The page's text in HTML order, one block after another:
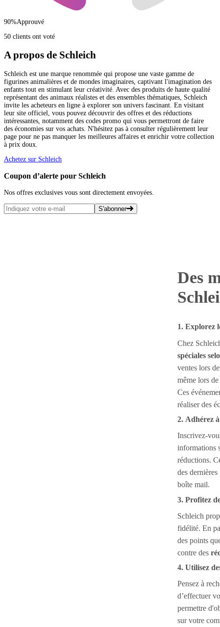
90%Approuvé
50 clients ont voté
A propos de Schleich
Schleich est une marque renommée qui propose une vaste gamme de
figurines animalières et de mondes imaginaires, captivant l'imagination des
enfants tout en stimulant leur créativité. Avec des produits de haute qualité
représentant des animaux réalistes et des ensembles thématiques, Schleich
invite les acheteurs en ligne à explorer son univers fascinant. En visitant
leur site officiel, vous pouvez découvrir des offres et des réductions
intéressantes, notamment des codes promo qui vous permettront de faire
des économies sur vos achats. N'hésitez pas à consulter régulièrement leur
page pour ne pas manquer les meilleures affaires et enrichir votre collection
à prix doux.
Achetez sur Schleich
Coupon d’alerte pour Schleich
Nos offres exclusives vous sont directement envoyées.
S'abonner
Des
1. Explorez
Chez
spéciales
ventes lors
même lors
Ces
réaliser des
2. Adhérez
Inscrivez-
informations
réductions.
des
boîte mail.
3. Profitez
Schleich
fidélité. En
des points
contre des
4. Utilisez
Pensez à
d’effectuer
permettre
sur votre